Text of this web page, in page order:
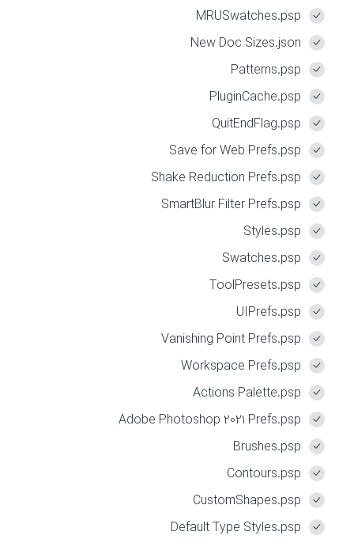
MRUSwatches.psp
New Doc Sizes.json
Patterns.psp
PluginCache.psp
QuitEndFlag.psp
Save for Web Prefs.psp
Shake Reduction Prefs.psp
SmartBlur Filter Prefs.psp
Styles.psp
Swatches.psp
ToolPresets.psp
UIPrefs.psp
Vanishing Point Prefs.psp
Workspace Prefs.psp
Actions Palette.psp
Adobe Photoshop 2021 Prefs.psp
Brushes.psp
Contours.psp
CustomShapes.psp
Default Type Styles.psp